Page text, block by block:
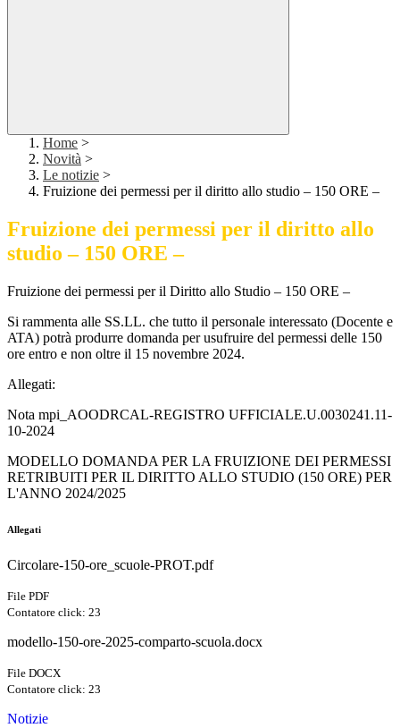
Home >
Novità >
Le notizie >
Fruizione dei permessi per il diritto allo studio – 150 ORE –
Fruizione dei permessi per il diritto allo
studio – 150 ORE –
Fruizione dei permessi per il Diritto allo Studio – 150 ORE –
Si rammenta alle SS.LL. che tutto il personale interessato (Docente e
ATA) potrà produrre domanda per usufruire del permessi delle 150
ore entro e non oltre il 15 novembre 2024.
Allegati:
Nota mpi_AOODRCAL-REGISTRO UFFICIALE.U.0030241.11-
10-2024
MODELLO DOMANDA PER LA FRUIZIONE DEI PERMESSI
RETRIBUITI PER IL DIRITTO ALLO STUDIO (150 ORE) PER
L'ANNO 2024/2025
Allegati
Circolare-150-ore_scuole-PROT.pdf
File PDF
Contatore click: 23
modello-150-ore-2025-comparto-scuola.docx
File DOCX
Contatore click: 23
Notizie